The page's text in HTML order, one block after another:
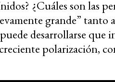
¿Cuáles son las
grande” tanto
desarrollarse que
polarización,